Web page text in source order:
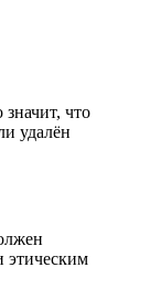
что
удалён
этическим